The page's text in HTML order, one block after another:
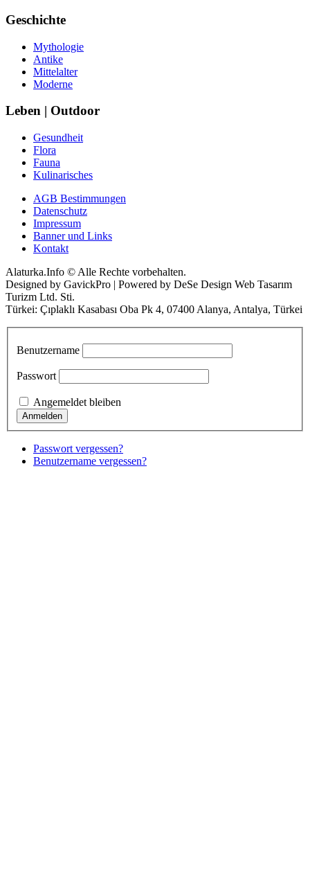
Geschichte
Mythologie
Antike
Mittelalter
Moderne
Leben | Outdoor
Gesundheit
Flora
Fauna
Kulinarisches
AGB Bestimmungen
Datenschutz
Impressum
Banner und Links
Kontakt
Alaturka.Info © Alle Rechte vorbehalten.
Designed by GavickPro | Powered by DeSe Design Web Tasarım
Turizm Ltd. Sti.
Türkei: Çıplaklı Kasabası Oba Pk 4, 07400 Alanya, Antalya, Türkei
Benutzername
Passwort
Angemeldet bleiben
Passwort vergessen?
Benutzername vergessen?